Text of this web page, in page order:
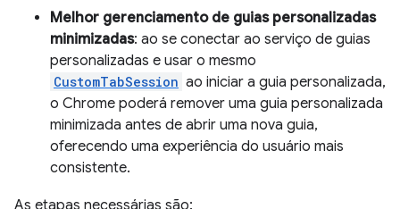
Melhor gerenciamento de guias personalizadas
minimizadas: ao se conectar ao serviço de guias
personalizadas e usar o mesmo
CustomTabSession ao iniciar a guia personalizada,
o Chrome poderá remover uma guia personalizada
minimizada antes de abrir uma nova guia,
oferecendo uma experiência do usuário mais
consistente.
As etapas necessárias são: